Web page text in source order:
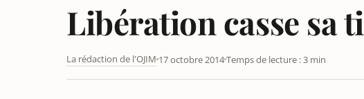
Libération casse sa
La rédaction de l'OJIM 17 octobre 2014Temps de lecture : 3 min